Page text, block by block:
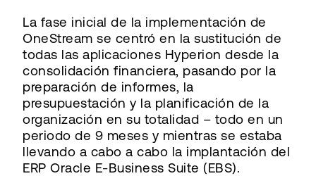
La fase inicial de la implementación de
OneStream se centró en la sustitución de
todas las aplicaciones Hyperion desde la
consolidación financiera, pasando por la
preparación de informes, la
presupuestación y la planificación de la
organización en su totalidad – todo en un
periodo de 9 meses y mientras se estaba
llevando a cabo a cabo la implantación del
ERP Oracle E-Business Suite (EBS).